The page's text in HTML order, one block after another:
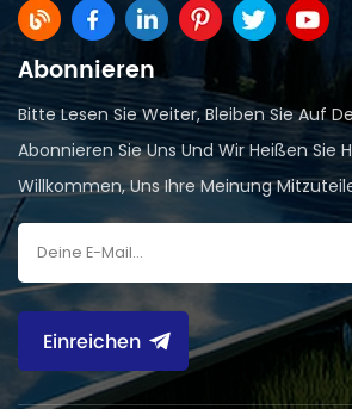
Abonnieren
Bitte Lesen Sie Weiter, Bleiben Sie Auf
Abonnieren Sie Uns Und Wir Heißen Sie
Willkommen, Uns Ihre Meinung
Einreichen